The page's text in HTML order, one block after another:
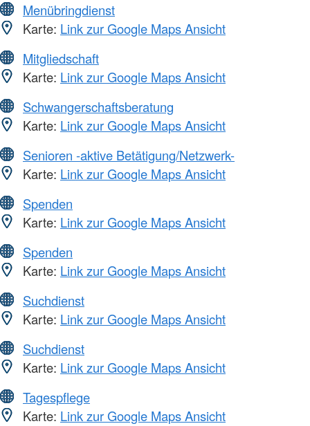
Menübringdienst
Karte: Link zur Google Maps Ansicht
Mitgliedschaft
Karte: Link zur Google Maps Ansicht
Schwangerschaftsberatung
Karte: Link zur Google Maps Ansicht
Senioren -aktive Betätigung/Netzwerk-
Karte: Link zur Google Maps Ansicht
Spenden
Karte: Link zur Google Maps Ansicht
Spenden
Karte: Link zur Google Maps Ansicht
Suchdienst
Karte: Link zur Google Maps Ansicht
Suchdienst
Karte: Link zur Google Maps Ansicht
Tagespflege
Karte: Link zur Google Maps Ansicht